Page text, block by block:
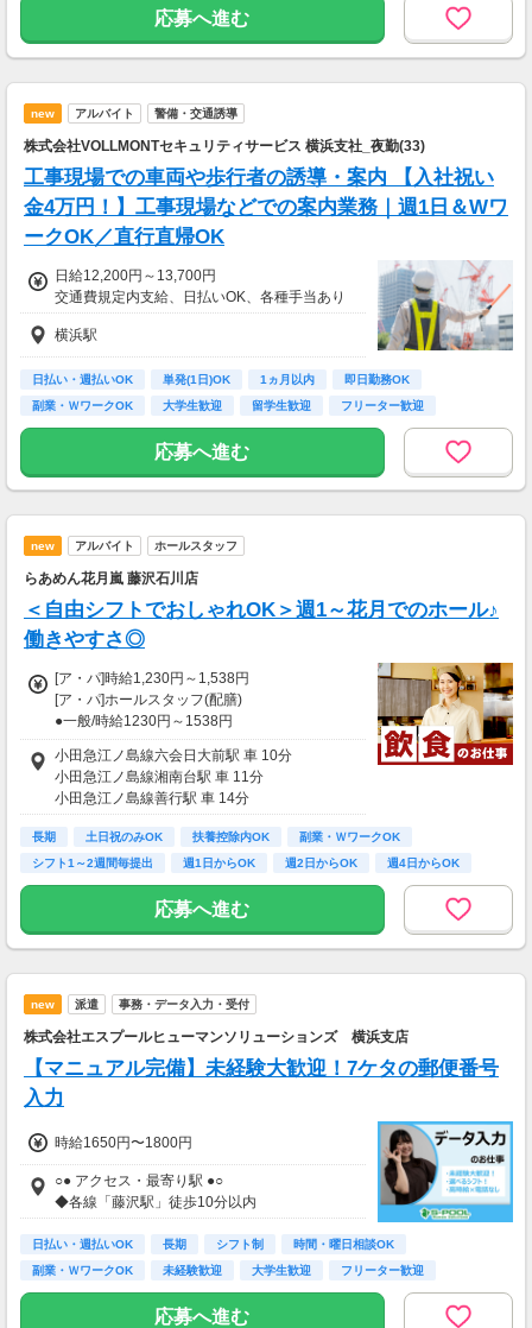
◆ 生活に役立つサービスの調査
保険相談・クレカ発行など、サービス体験後に
アンケートに回答するだけ！
・案件数 ：10～20件
・所要時間：1～2時間
★今だけ！お得なキャンペーン実施中★
電話セミナーに参加 & モニター応募完了で、A
mazonギフトカード2,000円分をプレゼント！
---------------------------------------------------
★週2日勤務の場合
・日給1万2500円×8日=10万円
・日給1万2500円×12日=15万円
・日給1万2500円×20日=25万円
※残業代、役職・業務手当は別途支給します
※割増賃金あり：週40h以上(月160h以上)超過
の場合
---------------------------------------------------
■法定研修について ----------------
・研修終了後に3万円を支給
・3日間（20h）の法定研修あり
・昼食お弁当無料
・夕食手当3000円（1日1000円×3日間）支給！
■各種手当について ----------------
・道路規制手当（運転業務手当）+2000円
・交通誘導検定有資格手当：+500～800円
・検定資格配置現場手当：+1500～1800円
・第二種電気工事士手当：+500円
【給与支払】
日払い
急な出費に強い味方！
『希望日払いシステム』有り。勤務終了後に携
帯から申請すれば、翌日12時に口座に5000円
入金できます（事前システム登録必須）
※研修終了後の稼働分を週払いにてお支払い
後、日払いの申請が可能になります。（規定
有）
◆支払方法：週払い
※火曜日締め。翌週の金曜日に銀行振込
◆支払方法：月払い
※月2回払い(10日・25日)銀行振込
支払い方法は選んでいただけます！
【交通費】
別途全額支給
※勤務＆研修中ともに、交通費全額支給
応募へ進む
new アルバイト 警備・交通誘導
株式会社VOLLMONTセキュリティサービス 横浜支社_夜勤(33)
工事現場での車両や歩行者の誘導・案内 【入社祝い
金4万円！】工事現場などでの案内業務｜週1日＆Wワ
ークOK／直行直帰OK
日給12,200円～13,700円
交通費規定内支給、日払いOK、各種手当あり
横浜駅
日払い・週払いOK 単発(1日)OK 1ヵ月以内
即日勤務OK
副業・ＷワークOK
大学生歓迎 留学生歓迎
フリーター歓迎
主婦(夫)歓迎
応募へ進む
new アルバイト ホールスタッフ
らあめん花月嵐 藤沢石川店
＜自由シフトでおしゃれOK＞週1～花月でのホール♪
働きやすさ◎
[ア・パ]時給1,230円～1,538円
[ア・パ]ホールスタッフ(配膳)
●一般/時給1230円～1538円
●高校生時給1230円
●22時以降 時給+25％！
●昇給あり！
小田急江ノ島線六会日大前駅 車 10分
小田急江ノ島線湘南台駅 車 11分
小田急江ノ島線善行駅 車 14分
長期 土日祝のみOK 扶養控除内OK
副業・ＷワークOK
シフト1～2週間毎提出
週1日からOK 週2日からOK
週4日からOK
朝
応募へ進む
new 派遣 事務・データ入力・受付
株式会社エスプールヒューマンソリューションズ 横浜支店
【マニュアル完備】未経験大歓迎！7ケタの郵便番号
入力
時給1650円〜1800円
○● アクセス・最寄り駅 ●○
◆各線「藤沢駅」徒歩10分以内
日払い・週払いOK 長期 シフト制
時間・曜日相談OK
副業・ＷワークOK
未経験歓迎 大学生歓迎
フリーター歓迎
主婦(夫)歓迎
応募へ進む